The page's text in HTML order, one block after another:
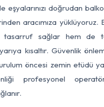
eşyalarınızı doğrudan
aracımıza yüklüyoruz.
tasarruf sağlar hem de
kısaltır. Güvenlik
öncesi zemin etüdü
profesyonel